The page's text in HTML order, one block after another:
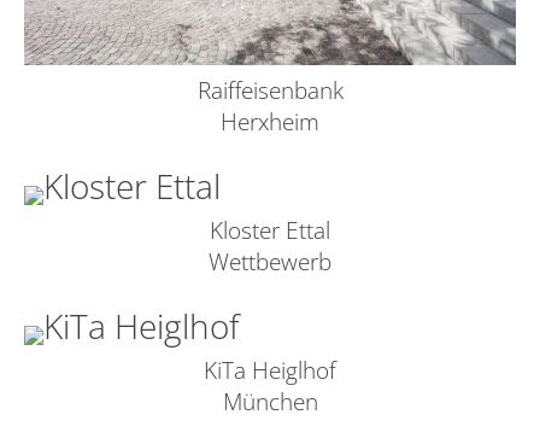
Raiffeisenbank
Herxheim
Kloster Ettal
Wettbewerb
KiTa Heiglhof
München